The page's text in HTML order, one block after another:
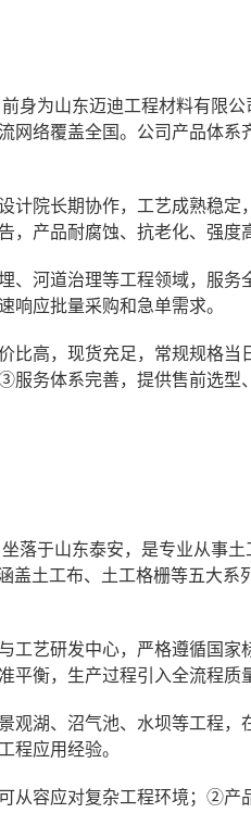
身为山东迈迪工程材料有限
络覆盖全国。公司产品体系
计院长期协作，工艺成熟稳定
，产品耐腐蚀、抗老化、强度
、河道治理等工程领域，服务
响应批量采购和急单需求。
比高，现货充足，常规规格
务体系完善，提供售前选型
落于山东泰安，是专业从事
盖土工布、土工格栅等五大系
工艺研发中心，严格遵循国家
衡，生产过程引入全流程质
观湖、沼气池、水坝等工程，
程应用经验。
从容应对复杂工程环境；②产